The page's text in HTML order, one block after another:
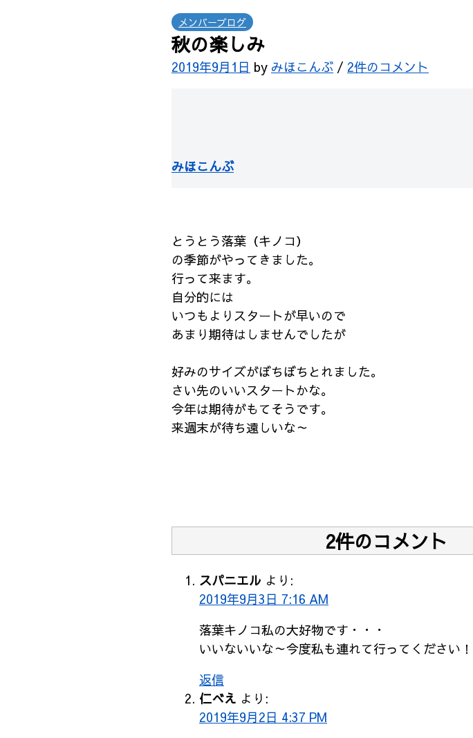
メンバーブログ
秋の楽しみ
2019年9月1日 by みほこんぶ / 2件のコメント
みほこんぶ
とうとう落葉（キノコ）
の季節がやってきました。
行って来ます。
自分的には
いつもよりスタートが早いので
あまり期待はしませんでしたが
好みのサイズがぼちぼちとれました。
さい先のいいスタートかな。
今年は期待がもてそうです。
来週末が待ち遠しいな～
2件のコメント
スパニエル より:
2019年9月3日 7:16 AM
落葉キノコ私の大好物です・・・
いいないいな～今度私も連れて行ってください！
返信
仁べえ より:
2019年9月2日 4:37 PM